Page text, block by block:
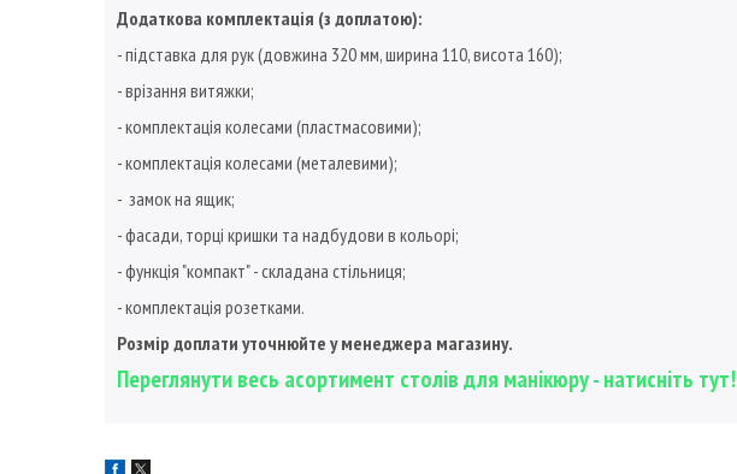
Додаткова комплектація (з доплатою):
- підставка для рук (довжина 320 мм, ширина 110, висота 160);
- врізання витяжки;
- комплектація колесами (пластмасовими);
- комплектація колесами (металевими);
- замок на ящик;
- фасади, торці кришки та надбудови в кольорі;
- функція "компакт" - складана стільниця;
- комплектація розетками.
Розмір доплати уточнюйте у менеджера магазину.
Переглянути весь асортимент столів для манікюру - натисніть тут!